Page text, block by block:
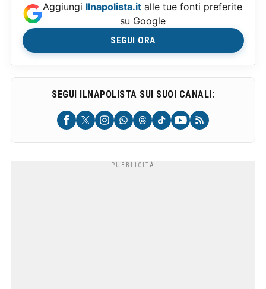
Aggiungi Ilnapolista.it alle tue fonti preferite
su Google
SEGUI ORA
SEGUI ILNAPOLISTA SUI SUOI CANALI: